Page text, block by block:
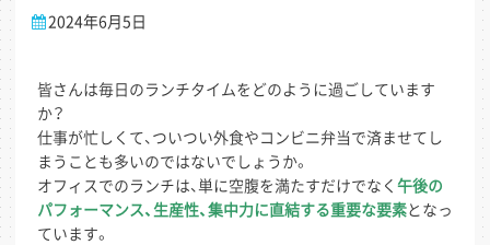
2024年6月5日
皆さんは毎日のランチタイムをどのように過ごしています
か？
仕事が忙しくて、ついつい外食やコンビニ弁当で済ませてし
まうことも多いのではないでしょうか。
オフィスでのランチは、単に空腹を満たすだけでなく 午後の
パフォーマンス、生産性、集中力に直結する重要な要素となっ
ています。